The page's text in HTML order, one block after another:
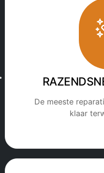
De meeste
klaar